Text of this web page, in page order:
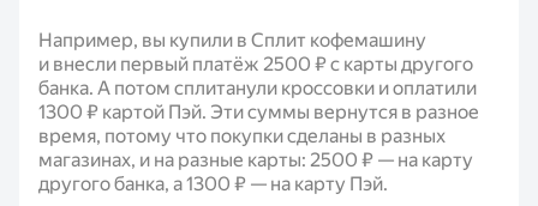
Например, вы купили в Сплит кофемашину
и внесли первый платёж 2500 ₽ с карты другого
банка. А потом сплитанули кроссовки и оплатили
1300 ₽ картой Пэй. Эти суммы вернутся в разное
время, потому что покупки сделаны в разных
магазинах, и на разные карты: 2500 ₽ — на карту
другого банка, а 1300 ₽ — на карту Пэй.